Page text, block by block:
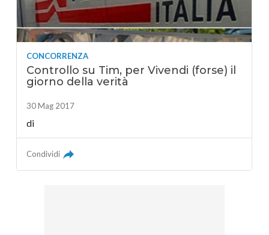
CONCORRENZA
Controllo su Tim, per Vivendi (forse) il
giorno della verità
30 Mag 2017
di
Condividi